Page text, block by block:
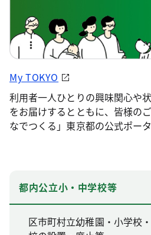
My TOKYO
利用者一人ひとりの興味関心や
をお届けするとともに、皆様の
なでつくる」東京都の公式ポー
都内公立小・中学校等
区市町村立幼稚園・小学校